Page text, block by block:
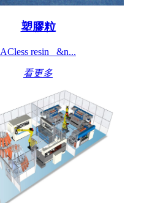
塑膠粒
ACless resin &n...
看更多